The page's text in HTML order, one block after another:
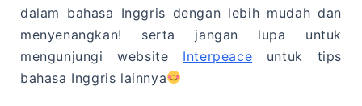
dalam bahasa Inggris dengan lebih mudah dan
menyenangkan! serta jangan lupa untuk
mengunjungi website Interpeace untuk tips
bahasa Inggris lainnya